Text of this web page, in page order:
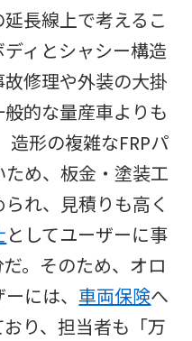
長線上で考えるこ
ィとシャシー構造
修理や外装の大掛
的な量産車よりも
造形の複雑なFRPパ
め、板金・塗装工
れ、見積りも高く
としてユーザーに事
。​そのため、オロ
ーには、車両保険へ
り、担当者も「万